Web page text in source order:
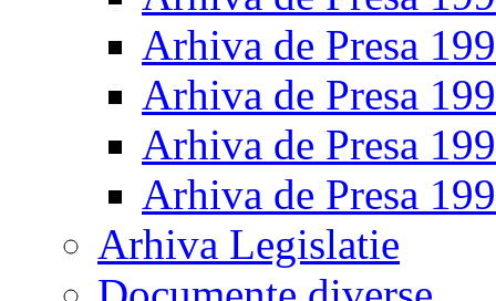
Arhiva de Presa
Arhiva de Presa
Arhiva de Presa
Arhiva de Presa
Arhiva Legislatie